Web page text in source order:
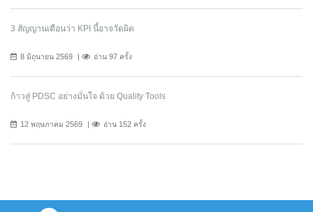
3 สัญญานเตือนว่า KPI นี้อาจวัดผิด
8 มิถุนายน 2569 อ่าน 97 ครั้ง
ก้าวสู่ PDSC อย่างมั่นใจ ด้วย Quality Tools
12 พฤษภาคม 2569 อ่าน 152 ครั้ง